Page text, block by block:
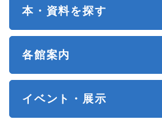
本・資料を探す
各館案内
イベント・展示